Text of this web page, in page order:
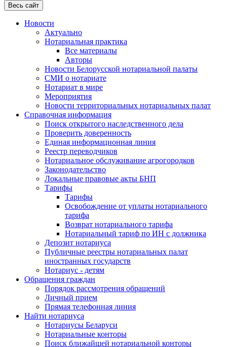
Весь сайт
Новости
Актуально
Нотариальная практика
Все материалы
Авторы
Новости Белорусской нотариальной палаты
СМИ о нотариате
Нотариат в мире
Мероприятия
Новости территориальных нотариальных палат
Справочная информация
Поиск открытого наследственного дела
Проверить доверенность
Единая информационная линия
Реестр переводчиков
Нотариальное обслуживание агрогородков
Законодательство
Локальные правовые акты БНП
Тарифы
Тарифы
Освобождение от уплаты нотариального
тарифа
Возврат нотариального тарифа
Нотариальный тариф по ИН с должника
Депозит нотариуса
Публичные реестры нотариальных палат
иностранных государств
Нотариус - детям
Обращения граждан
Порядок рассмотрения обращений
Личный прием
Прямая телефонная линия
Найти нотариуса
Нотариусы Беларуси
Нотариальные конторы
Поиск ближайшей нотариальной конторы